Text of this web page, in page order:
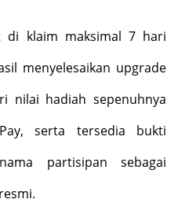
di klaim maksimal 7 hari
menyelesaikan upgrade
nilai hadiah sepenuhnya
serta tersedia bukti
partisipan sebagai